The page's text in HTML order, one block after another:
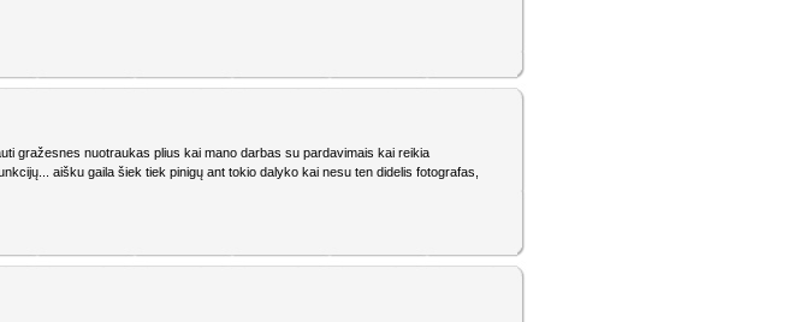
gražesnes nuotraukas plius kai mano darbas su pardavimais kai reikia
aišku gaila šiek tiek pinigų ant tokio dalyko kai nesu ten didelis fotografas,